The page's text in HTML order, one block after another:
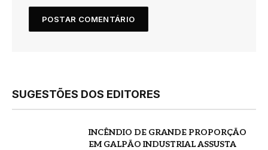
SUGESTÕES DOS EDITORES
INCÊNDIO DE GRANDE PROPORÇÃO
EM GALPÃO INDUSTRIAL ASSUSTA